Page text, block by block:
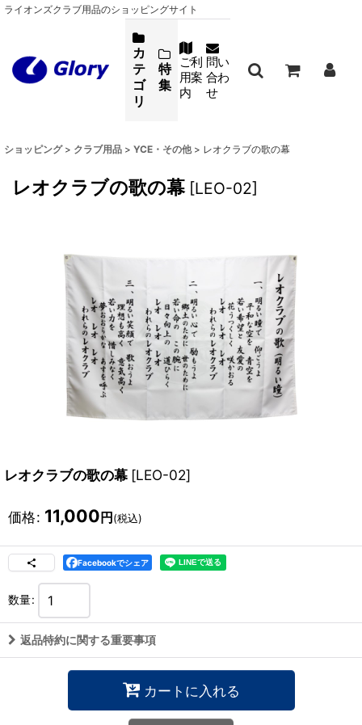
ライオンズクラブ用品のショッピングサイト
カ
テ
ゴ
リ
特
集
ご利
用案
内
問い
合わ
せ
ショッピング > クラブ用品 > YCE・その他 > レオクラブの歌の幕
レオクラブの歌の幕 [LEO-02]
レオクラブの歌の幕 [LEO-02]
価格: 11,000 円 (税込)
Facebookでシェア
数量:
返品特約に関する重要事項
カートに入れる